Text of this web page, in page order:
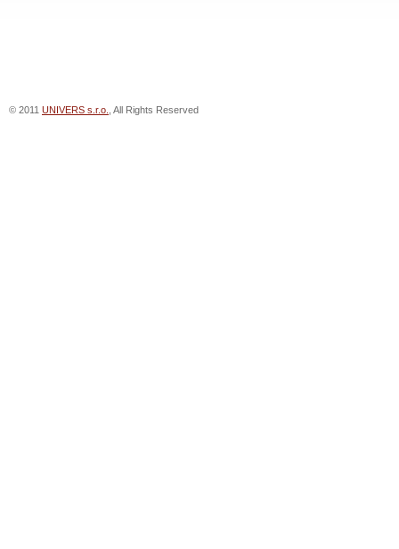
© 2011 UNIVERS s.r.o. , All Rights Reserved